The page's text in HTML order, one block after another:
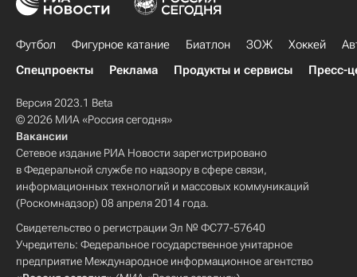
Футбол Фигурное катание Биатлон ЗОЖ Хоккей
Спецпроекты
Реклама Продукты и сервисы Пресс-
Версия 2023.1 Beta
© 2026 МИА «Россия сегодня»
Вакансии
Сетевое издание РИА Новости зарегистрировано
в Федеральной службе по надзору в сфере связи,
информационных технологий и массовых коммуникаций
(Роскомнадзор) 08 апреля 2014 года.
Свидетельство о регистрации Эл № ФС77-57640
Учредитель: Федеральное государственное унитарное
предприятие Международное информационное агентство